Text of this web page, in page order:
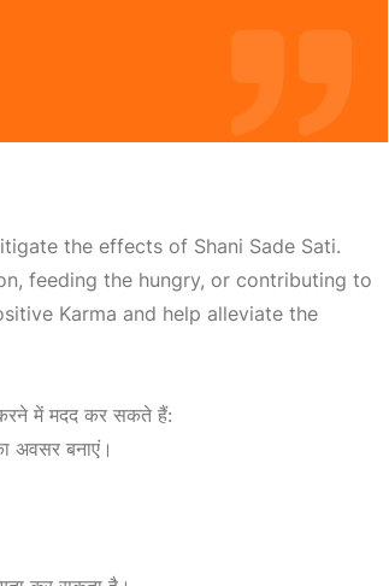
the effects of Shani Sade Sati.
feeding the hungry, or contributing to
Karma and help alleviate the
करने में मदद कर सकते हैं:
अवसर बनाएं।